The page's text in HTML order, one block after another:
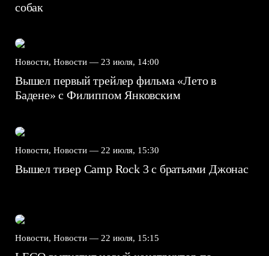
собак
Новости, Новости — 23 июля, 14:00
Вышел первый трейлер фильма «Лето в
Бадене» с Филиппом Янковским
Новости, Новости — 22 июля, 15:30
Вышел тизер Camp Rock 3 с братьями Джонас
Новости, Новости — 22 июля, 15:15